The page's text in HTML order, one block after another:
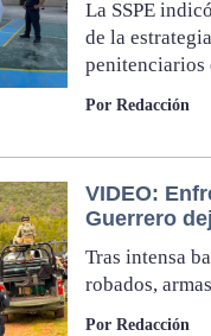
La SSPE
de la
penitenciarios
Por Redacción
VIDEO:
Guerrero
Tras intensa
robados,
Por Redacción